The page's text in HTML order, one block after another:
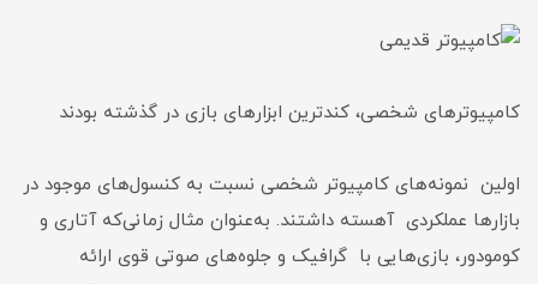
کامپیوترهای شخصی، کندترین ابزارهای بازی در گذشته بودند
اولین نمونه‌های کامپیوتر شخصی نسبت به کنسول‌های موجود در
بازارها عملکردی آهسته داشتند. به‌عنوان مثال زمانی‌که آتاری و
کومودور، بازی‌هایی با گرافیک و جلوه‌های صوتی قوی ارائه